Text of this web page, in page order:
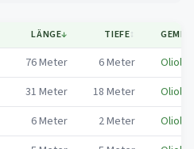
LÄNGE↓ TIEFE↕
76Meter 6Meter
Oliola
31 Meter 18 Meter
Oliola
6Meter 2Meter
Oliola